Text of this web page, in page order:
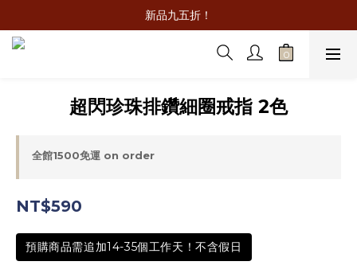
新品九五折！
超閃珍珠排鑽細圈戒指 2色
全館1500免運 on order
NT$590
預購商品需追加14-35個工作天！不含假日